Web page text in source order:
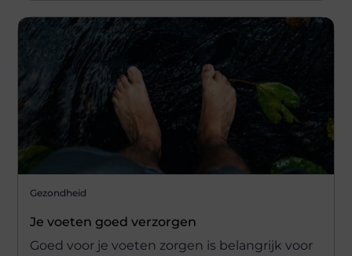
Gezondheid
Je voeten goed verzorgen
Goed voor je voeten zorgen is belangrijk voor